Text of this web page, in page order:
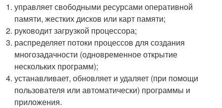
управляет свободными ресурсами оперативной
памяти, жестких дисков или карт памяти;
руководит загрузкой процессора;
распределяет потоки процессов для создания
многозадачности (одновременное открытие
нескольких программ);
устанавливает, обновляет и удаляет (при помощи
пользователя или автоматически) программы и
приложения.